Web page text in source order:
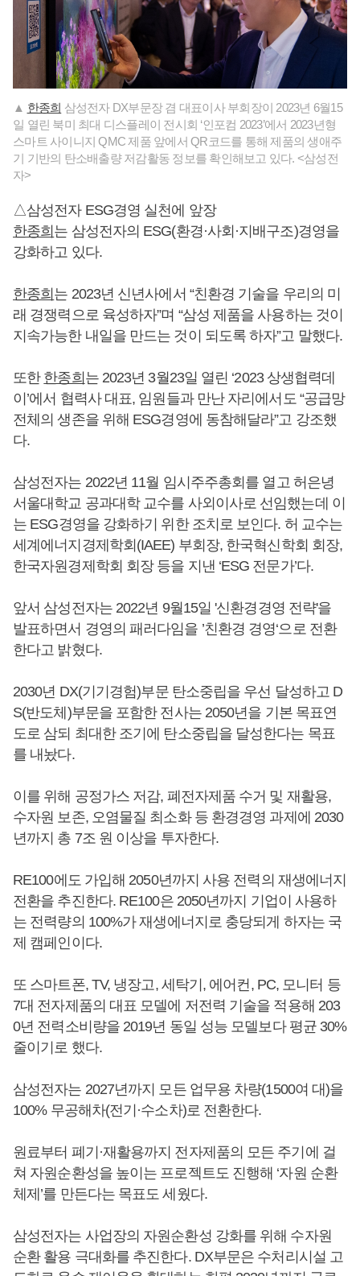
▲ 한종희 삼성전자 DX부문장 겸 대표이사 부회장이 2023년 6월15
일 열린 북미 최대 디스플레이 전시회 ‘인포컴 2023’에서 2023년형
스마트 사이니지 QMC 제품 앞에서 QR코드를 통해 제품의 생애주
기 기반의 탄소배출량 저감활동 정보를 확인해보고 있다. <삼성전
자>
△삼성전자 ESG경영 실천에 앞장
한종희는 삼성전자의 ESG(환경·사회·지배구조)경영을
강화하고 있다.
한종희는 2023년 신년사에서 “친환경 기술을 우리의 미
래 경쟁력으로 육성하자”며 “삼성 제품을 사용하는 것이
지속가능한 내일을 만드는 것이 되도록 하자”고 말했다.
또한 한종희는 2023년 3월23일 열린 ‘2023 상생협력데
이’에서 협력사 대표, 임원들과 만난 자리에서도 “공급망
전체의 생존을 위해 ESG경영에 동참해달라”고 강조했
다.
삼성전자는 2022년 11월 임시주주총회를 열고 허은녕
서울대학교 공과대학 교수를 사외이사로 선임했는데 이
는 ESG경영을 강화하기 위한 조치로 보인다. 허 교수는
세계에너지경제학회(IAEE) 부회장, 한국혁신학회 회장,
한국자원경제학회 회장 등을 지낸 ‘ESG 전문가’다.
앞서 삼성전자는 2022년 9월15일 '신환경경영 전략'을
발표하면서 경영의 패러다임을 ’친환경 경영‘으로 전환
한다고 밝혔다.
2030년 DX(기기경험)부문 탄소중립을 우선 달성하고 D
S(반도체)부문을 포함한 전사는 2050년을 기본 목표연
도로 삼되 최대한 조기에 탄소중립을 달성한다는 목표
를 내놨다.
이를 위해 공정가스 저감, 폐전자제품 수거 및 재활용,
수자원 보존, 오염물질 최소화 등 환경경영 과제에 2030
년까지 총 7조 원 이상을 투자한다.
RE100에도 가입해 2050년까지 사용 전력의 재생에너지
전환을 추진한다. RE100은 2050년까지 기업이 사용하
는 전력량의 100%가 재생에너지로 충당되게 하자는 국
제 캠페인이다.
또 스마트폰, TV, 냉장고, 세탁기, 에어컨, PC, 모니터 등
7대 전자제품의 대표 모델에 저전력 기술을 적용해 203
0년 전력소비량을 2019년 동일 성능 모델보다 평균 30%
줄이기로 했다.
삼성전자는 2027년까지 모든 업무용 차량(1500여 대)을
100% 무공해차(전기·수소차)로 전환한다.
원료부터 폐기·재활용까지 전자제품의 모든 주기에 걸
쳐 자원순환성을 높이는 프로젝트도 진행해 ‘자원 순환
체제’를 만든다는 목표도 세웠다.
삼성전자는 사업장의 자원순환성 강화를 위해 수자원
순환 활용 극대화를 추진한다. DX부문은 수처리시설 고